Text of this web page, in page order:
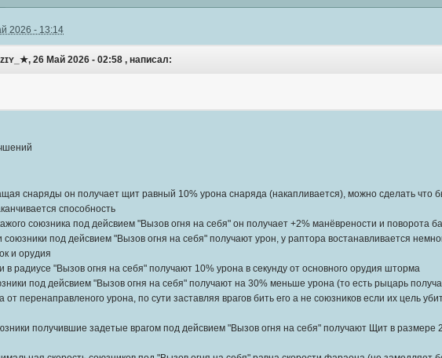
2026 - 13:14
26 Май 2026 - 02:58 , написал:
снаряды он получает щит равный 10% урона снаряда (накапливается), можно сделать что
способность
союзника под дейсвием "Вызов огня на себя" он получает +2% манёврености и поворота
союзники под дейсвием "Вызов огня на себя" получают урон, у раптора востанавливается
и орудия
в радиусе "Вызов огня на себя" получают 10% урона в секунду от основного орудия шторма
под дейсвием "Вызов огня на себя" получают на 30% меньше урона (то есть рыцарь
перенаправленого урона, по сути заставляя врагов бить его а не союзников если их цель
получившие задетые врагом под дейсвием "Вызов огня на себя" получают Щит в размере